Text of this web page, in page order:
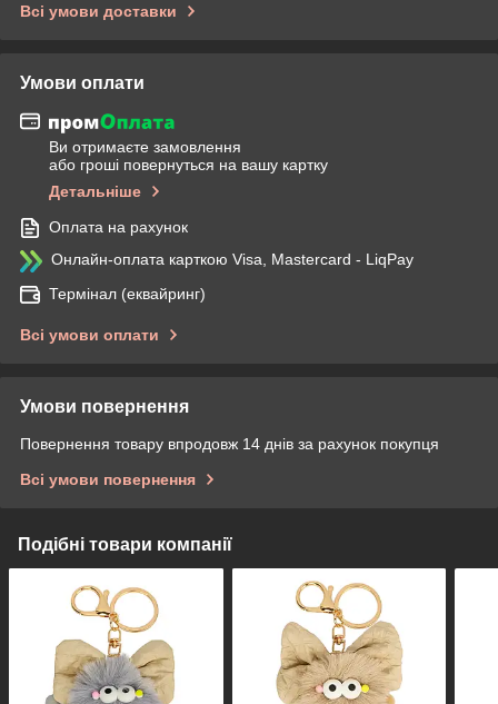
Всі умови доставки
Умови оплати
Ви отримаєте замовлення
або гроші повернуться на вашу картку
Детальніше
Оплата на рахунок
Онлайн-оплата карткою Visa, Mastercard - LiqPay
Термінал (еквайринг)
Всі умови оплати
Умови повернення
Повернення товару впродовж 14 днів за рахунок покупця
Всі умови повернення
Подібні товари компанії